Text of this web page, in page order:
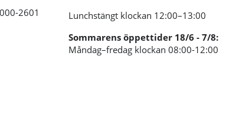
2601
Lunchstängt klockan 12:00–13:00
Sommarens öppettider 18/6 - 7/8:
Måndag–fredag klockan 08:00-12:00